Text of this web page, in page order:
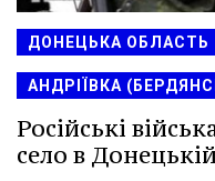
ДОНЕЦЬКА ОБЛАСТЬ
АНДРІЇВКА
Російські
село в